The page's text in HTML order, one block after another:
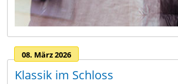
08. März 2026
Klassik im Schloss